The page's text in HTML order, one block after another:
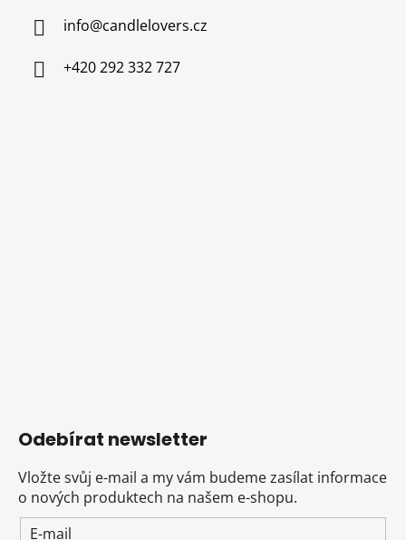
info@candlelovers.cz
+420 292 332 727
Odebírat newsletter
Vložte svůj e-mail a my vám budeme zasílat informace
o nových produktech na našem e-shopu.
E-mail